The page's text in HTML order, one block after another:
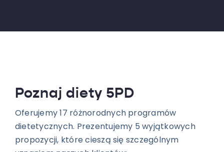
Poznaj diety 5PD
Oferujemy 17 różnorodnych programów
dietetycznych. Prezentujemy 5 wyjątkowych
propozycji, które cieszą się szczególnym